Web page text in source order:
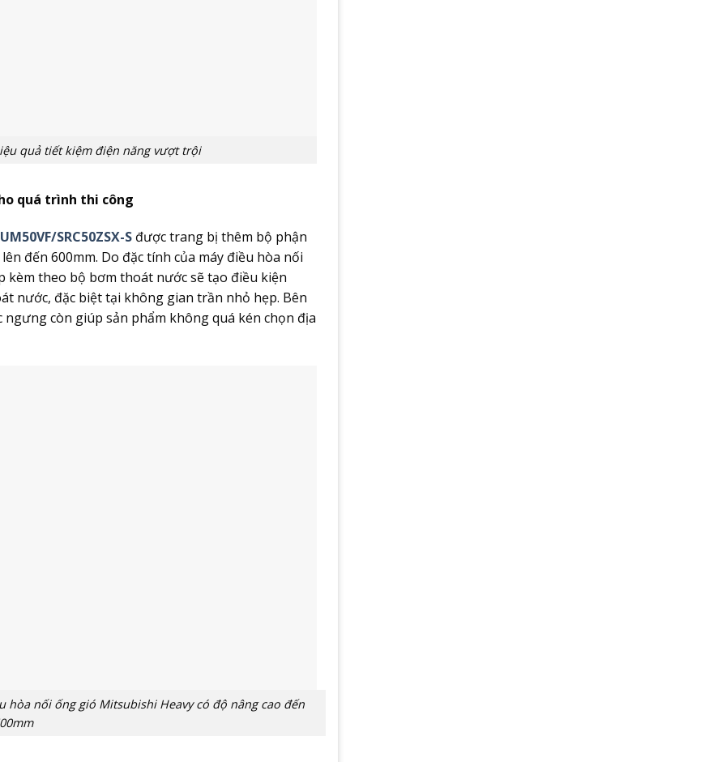
quả tiết kiệm điện năng vượt trội
quá trình thi công
SRC50ZSX-S được trang bị thêm bộ phận
đến 600mm. Do đặc tính của máy điều hòa nối
theo bộ bơm thoát nước sẽ tạo điều kiện
nước, đặc biệt tại không gian trần nhỏ hẹp. Bên
còn giúp sản phẩm không quá kén chọn địa
hòa nối ống gió Mitsubishi Heavy có độ nâng cao đến